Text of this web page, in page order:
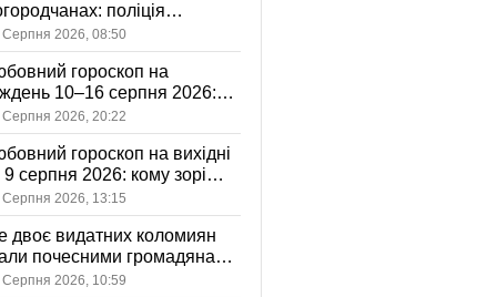
поліція
обставини ДТП
Серпня 2026, 08:50
гороскоп на
10–16 серпня 2026:
зорі готують у стосунках
знаку
Серпня 2026, 20:22
гороскоп на вихідні
9 серпня 2026: кому зорі
ніжність, а кому —
розмову
Серпня 2026, 13:15
двоє видатних коломиян
почесними громадянами
Серпня 2026, 10:59